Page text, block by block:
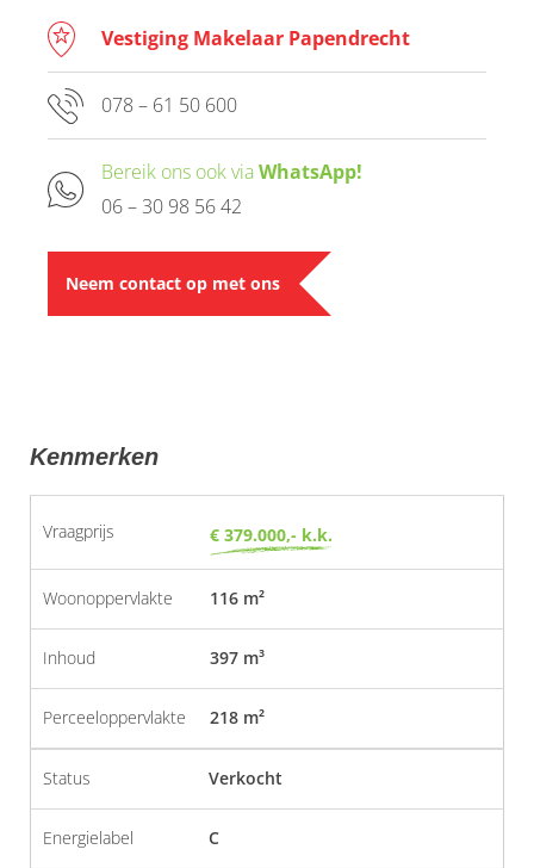
Vestiging Makelaar Papendrecht
078 – 61 50 600
Bereik ons ook viaWhatsApp!
06 – 30 98 56 42
Neem contact op met ons
Kenmerken
Vraagprijs € 379.000,- k.k.
Woonoppervlakte 116 m²
Inhoud 397 m³
Perceeloppervlakte 218 m²
Status Verkocht
Energielabel C